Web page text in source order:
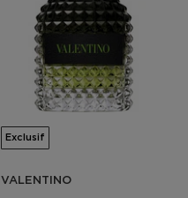
Exclusif
VALENTINO